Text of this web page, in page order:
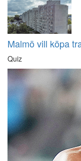
Malmö vill köpa
Quiz